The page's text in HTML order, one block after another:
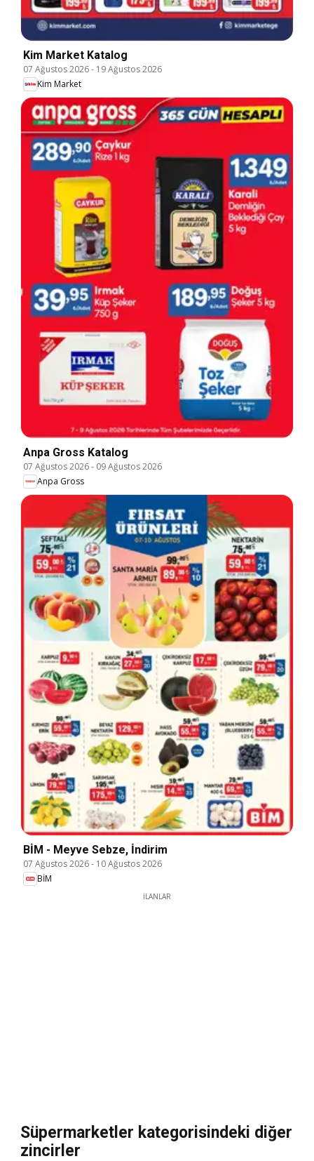
Kim Market Katalog
07 Ağustos 2026- 19 Ağustos 2026
Kim Market
Anpa Gross Katalog
07 Ağustos 2026- 09 Ağustos 2026
Anpa Gross
BİM - Meyve Sebze, İndirim
07 Ağustos 2026- 10 Ağustos 2026
BİM
İLANLAR
Süpermarketler kategorisindeki diğer
zincirler